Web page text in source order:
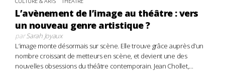
L’avènement de l’image au théâtre : vers
un nouveau genre artistique ?
parSarah Joyaux
L’image monte désormais sur scène. Elle trouve grâce auprès d’un
nombre croissant de metteurs en scène, et devient une des
nouvelles obsessions du théâtre contemporain. Jean Chollet,...